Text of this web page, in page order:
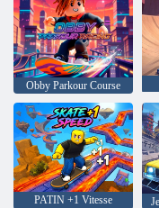
Obby Parkour Course
PATIN +1 Vitesse